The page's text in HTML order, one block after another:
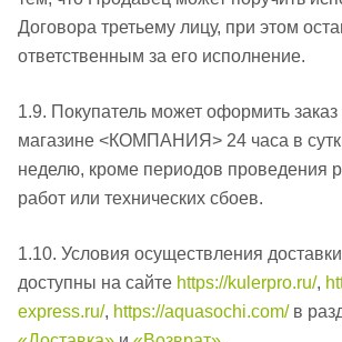
Договора третьему лицу, при этом
ответственным за его исполнение.
1.9. Покупатель может оформить
магазине <КОМПАНИЯ> 24 часа в
неделю, кроме периодов проведения
работ или технических сбоев.
1.10. Условия осуществления
доступны на сайте https://kulerpro.ru/,
express.ru/, https://aquasochi.com/в